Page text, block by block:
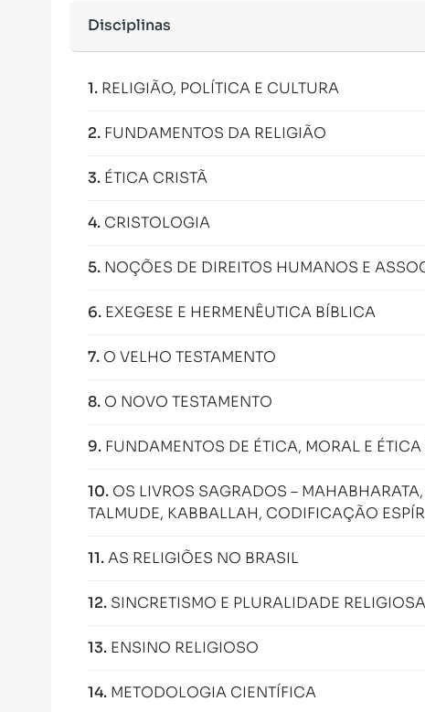
Disciplinas
1. RELIGIÃO, POLÍTICA E CULTURA
2. FUNDAMENTOS DA RELIGIÃO
3. ÉTICA CRISTÃ
4. CRISTOLOGIA
5. NOÇÕES DE DIREITOS HUMANOS E
6. EXEGESE E HERMENÊUTICA BÍBLICA
7. O VELHO TESTAMENTO
8. O NOVO TESTAMENTO
9. FUNDAMENTOS DE ÉTICA, MORAL E
10. OS LIVROS SAGRADOS –
TALMUDE, KABBALLAH, CODIFICAÇÃO
11.AS RELIGIÕES NO BRASIL
12. SINCRETISMO E PLURALIDADE RELIGIOSA
13. ENSINO RELIGIOSO
14. METODOLOGIA CIENTÍFICA